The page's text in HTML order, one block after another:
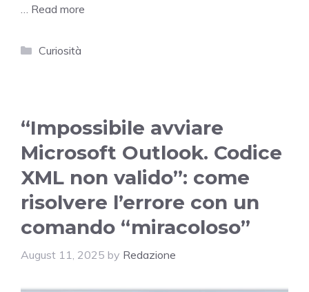
Read more
Categories
Curiosità
“Impossibile avviare
Microsoft Outlook. Codice
XML non valido”: come
risolvere l’errore con un
comando “miracoloso”
August 11, 2025 by Redazione